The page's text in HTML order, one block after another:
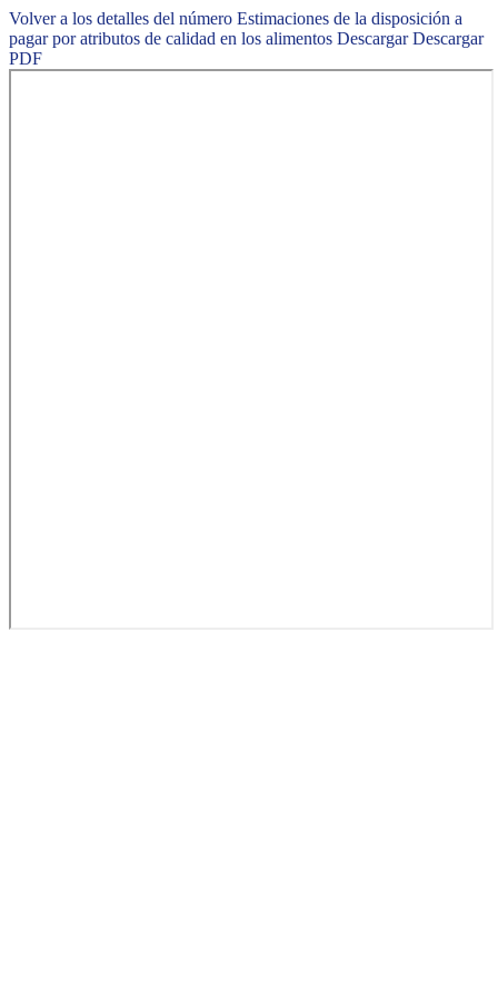
Volver a los detalles del número Estimaciones de la disposición a
pagar por atributos de calidad en los alimentos DescargarDescargar
PDF